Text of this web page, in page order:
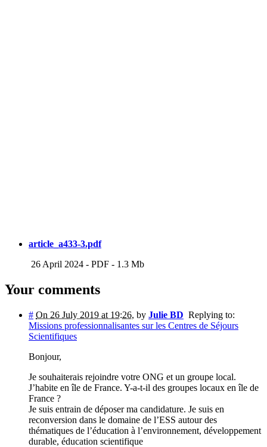
article_a433-3.pdf
26 April 2024 - PDF - 1.3 Mb
Your comments
# On 26 July 2019 at 19:26, by Julie BD Replying to:
Missions professionnalisantes sur les Centres de Séjours
Scientifiques
Bonjour,
Je souhaiterais rejoindre votre ONG et un groupe local.
J’habite en île de France. Y-a-t-il des groupes locaux en île de
France ?
Je suis entrain de déposer ma candidature. Je suis en
reconversion dans le domaine de l’ESS autour des
thématiques de l’éducation à l’environnement, développement
durable, éducation scientifique